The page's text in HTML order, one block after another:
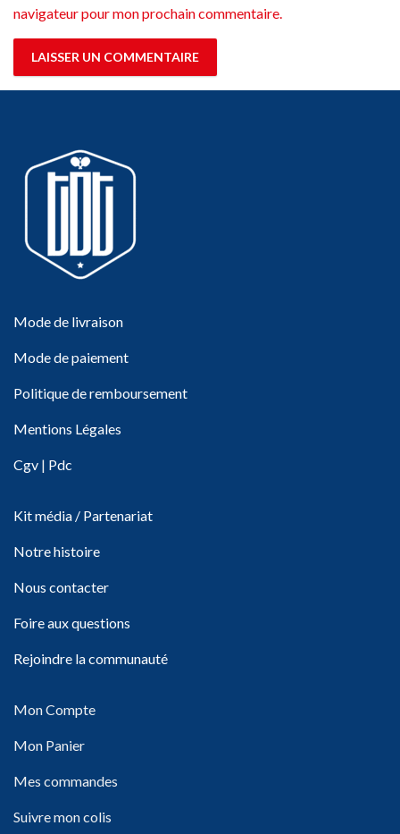
navigateur pour mon prochain commentaire.
Mode de livraison
Mode de paiement
Politique de remboursement
Mentions Légales
Cgv | Pdc
Kit média / Partenariat
Notre histoire
Nous contacter
Foire aux questions
Rejoindre la communauté
Mon Compte
Mon Panier
Mes commandes
Suivre mon colis